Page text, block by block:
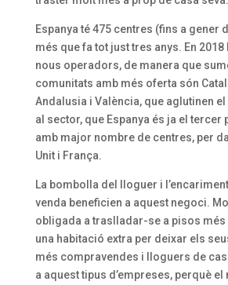
Espanya té 475 centres (fins a gener
més que fa tot just tres anys. En
nous operadors, de manera que
comunitats amb més oferta són
Andalusia i València, que aglutinen el
al sector, que Espanya és ja el tercer
amb major nombre de centres, per
Unit i França.
La bombolla del lloguer i
venda beneficien a aquest negoci.
obligada a traslladar-se a pisos més
una habitació extra per deixar els
més compravendes i lloguers de
a aquest tipus d’empreses, perquè